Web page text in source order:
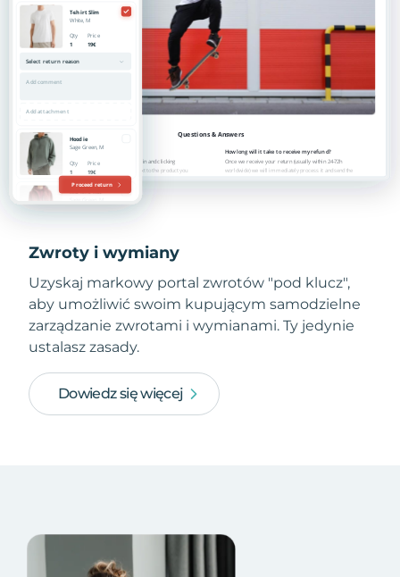
Zwroty i wymiany
Uzyskaj markowy portal zwrotów "pod klucz",
aby umożliwić swoim kupującym samodzielne
zarządzanie zwrotami i wymianami. Ty jedynie
ustalasz zasady.
Dowiedz się więcej